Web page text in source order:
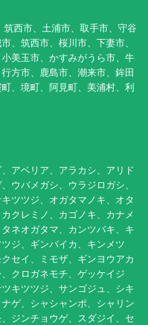
西市、土浦市、取手市、守谷
、筑西市、桜川市、下妻市、
美玉市、かすみがうら市、牛
方市、鹿島市、潮来市、鉾田
、境町、阿見町、美浦村、利
アベリア、アラカシ、アリド
ウバメガシ、ウラジロガシ、
ツツジ、オガタマノキ、オタ
クレミノ、カゴノキ、カナメ
ネオガタマ、カンツバキ、キ
ジ、ギンバイカ、キンメツ
セイ、ミモザ、ギンヨウアカ
クロガネモチ、ゲッケイジ
キツツジ、サンゴジュ、シキ
ゲ、シャシャンポ、シャリン
ジンチョウゲ、スダジイ、セ